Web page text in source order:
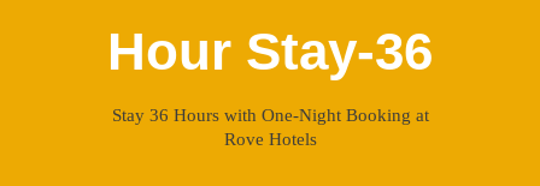
36-Hour Stay
Stay 36 Hours with One-Night Booking at
Rove Hotels